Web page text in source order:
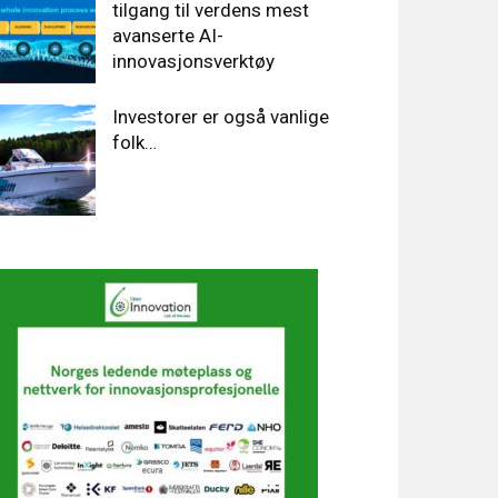
tilgang til verdens mest
avanserte AI-
innovasjonsverktøy
Investorer er også vanlige
folk…